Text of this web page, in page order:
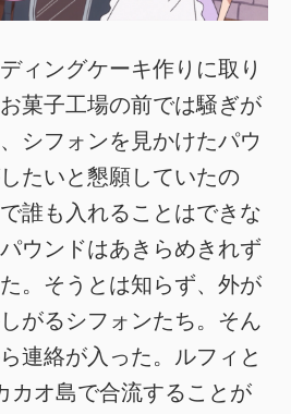
ィングケーキ作りに取り
菓子工場の前では騒ぎが
シフォンを見かけたパウ
たいと懇願していたの
誰も入れることはできな
ウンドはあきらめきれず
。そうとは知らず、外が
がるシフォンたち。そん
連絡が入った。ルフィと
カオ島で合流することが